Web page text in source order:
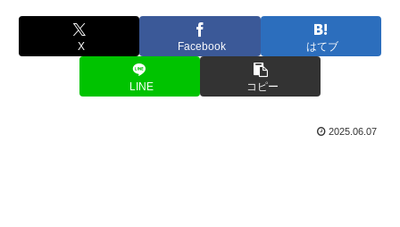
X Facebook はてブ
LINE コピー
2025.06.07